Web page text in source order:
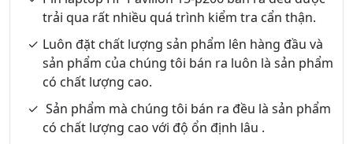
trải qua rất nhiều quá trình kiểm tra cẩn thận.
Luôn đặt chất lượng sản phẩm lên hàng đầu và
sản phẩm của chúng tôi bán ra luôn là sản phẩm
có chất lượng cao.
Sản phẩm mà chúng tôi bán ra đều là sản phẩm
có chất lượng cao với độ ổn định lâu .